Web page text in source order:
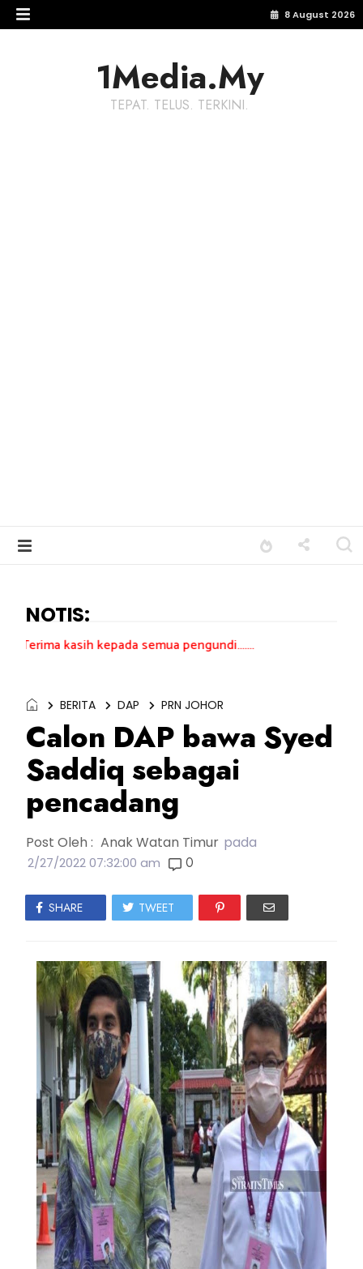
8 August 2026
1Media.My
TEPAT. TELUS. TERKINI.
NOTIS:
kepada semua pengundi.......
BERITA DAP PRN JOHOR
Calon DAP bawa Syed
Saddiq sebagai
pencadang
Post Oleh : Anak Watan Timur pada
2/27/2022 07:32:00 am 0
SHARE TWEET